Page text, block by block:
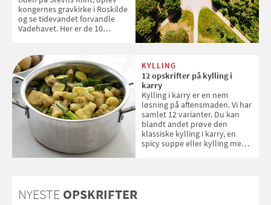
kongernes gravkirke i Roskilde
og se tidevandet forvandle
Vadehavet. Her er de 10
KYLLING
12 opskrifter på kylling i
karry
Kylling i karry er en nem
løsning på aftensmaden. Vi har
samlet 12 varianter. Du kan
blandt andet prøve den
klassiske kylling i karry, en
spicy suppe eller kylling med
NYESTE OPSKRIFTER